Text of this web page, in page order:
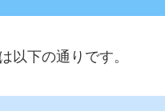
以下の通りです。